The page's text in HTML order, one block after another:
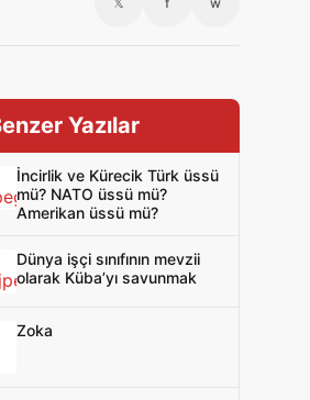
Yazılar
İncirlik ve Kürecik Türk üssü
mü? NATO üssü mü?
Amerikan üssü mü?
Dünya işçi sınıfının mevzii
olarak Küba’yı savunmak
Zoka